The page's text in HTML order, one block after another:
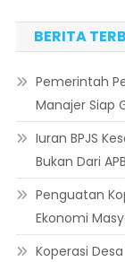
BERITA
Pemerintah
Manajer Siap
Iuran BPJS
Bukan Dari
Penguatan
Ekonomi
Koperasi